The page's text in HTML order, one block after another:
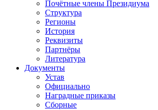
Почётные члены Президиума
Структура
Регионы
История
Реквизиты
Партнёры
Литература
Документы
Устав
Официально
Наградные приказы
Сборные